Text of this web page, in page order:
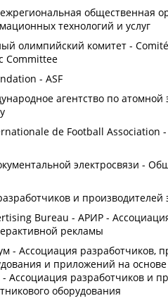
общественная
технологий и услуг
олимпийский комитет -
Committee
- ASF
агентство по атомной
de Football
электросвязи -
и производителей
Bureau - АРИР -
рекламы
- Ассоциация разработчиков,
и приложений на
Ассоциация разработчиков и
оборудования